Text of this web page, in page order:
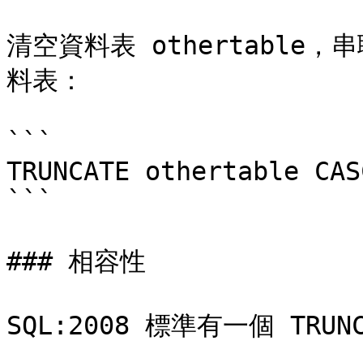
清空資料表 othertable，串
料表：
```
TRUNCATE othertable
```
### 相容性
SQL:2008 標準有一個